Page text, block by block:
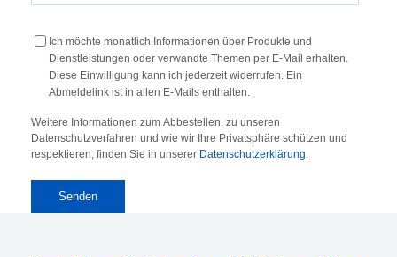
Ich möchte monatlich Informationen über Produkte und
Dienstleistungen oder verwandte Themen per E-Mail erhalten.
Diese Einwilligung kann ich jederzeit widerrufen. Ein
Abmeldelink ist in allen E-Mails enthalten.
Weitere Informationen zum Abbestellen, zu unseren
Datenschutzverfahren und wie wir Ihre Privatsphäre schützen und
respektieren, finden Sie in unserer Datenschutzerklärung.